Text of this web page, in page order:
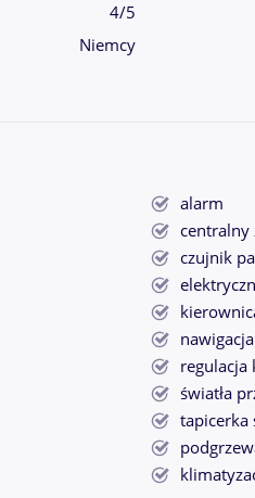
4/5
Niemcy
alarm
centralny
czujnik
regulacja
światła
tapicerka